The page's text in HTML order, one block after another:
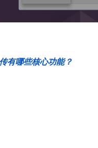
有哪些核心功能？